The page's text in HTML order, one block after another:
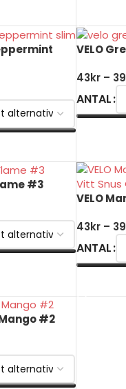
VELO
43kr –
ANTAL
#3
VELO
43kr –
ANTAL
#2